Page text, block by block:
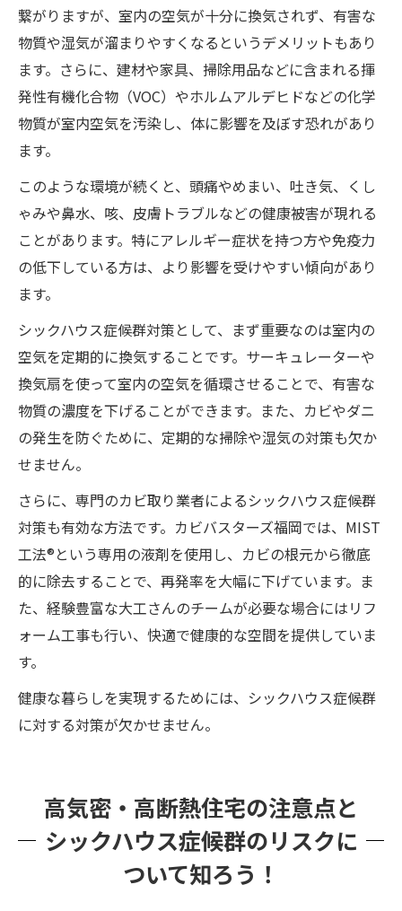
繋がりますが、室内の空気が十分に換気されず、有害な
物質や湿気が溜まりやすくなるというデメリットもあり
ます。さらに、建材や家具、掃除用品などに含まれる揮
発性有機化合物（VOC）やホルムアルデヒドなどの化学
物質が室内空気を汚染し、体に影響を及ぼす恐れがあり
ます。
このような環境が続くと、頭痛やめまい、吐き気、くし
ゃみや鼻水、咳、皮膚トラブルなどの健康被害が現れる
ことがあります。特にアレルギー症状を持つ方や免疫力
の低下している方は、より影響を受けやすい傾向があり
ます。
シックハウス症候群対策として、まず重要なのは室内の
空気を定期的に換気することです。サーキュレーターや
換気扇を使って室内の空気を循環させることで、有害な
物質の濃度を下げることができます。また、カビやダニ
の発生を防ぐために、定期的な掃除や湿気の対策も欠か
せません。
さらに、専門のカビ取り業者によるシックハウス症候群
対策も有効な方法です。カビバスターズ福岡では、MIST
工法®という専用の液剤を使用し、カビの根元から徹底
的に除去することで、再発率を大幅に下げています。ま
た、経験豊富な大工さんのチームが必要な場合にはリフ
ォーム工事も行い、快適で健康的な空間を提供していま
す。
健康な暮らしを実現するためには、シックハウス症候群
に対する対策が欠かせません。
高気密・高断熱住宅の注意点と
シックハウス症候群のリスクに
ついて知ろう！